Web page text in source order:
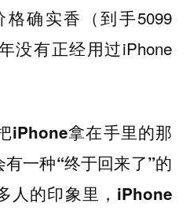
格确实香（到手5099
没有正经用过iPhone
iPhone拿在手里的那
一种“终于回来了”的
人的印象里，iPhone